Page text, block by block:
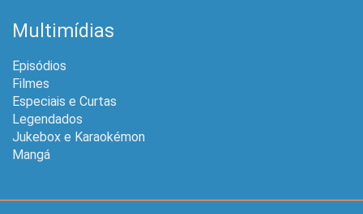
Multimídias
Episódios
Filmes
Especiais e Curtas
Legendados
Jukebox e Karaokémon
Mangá